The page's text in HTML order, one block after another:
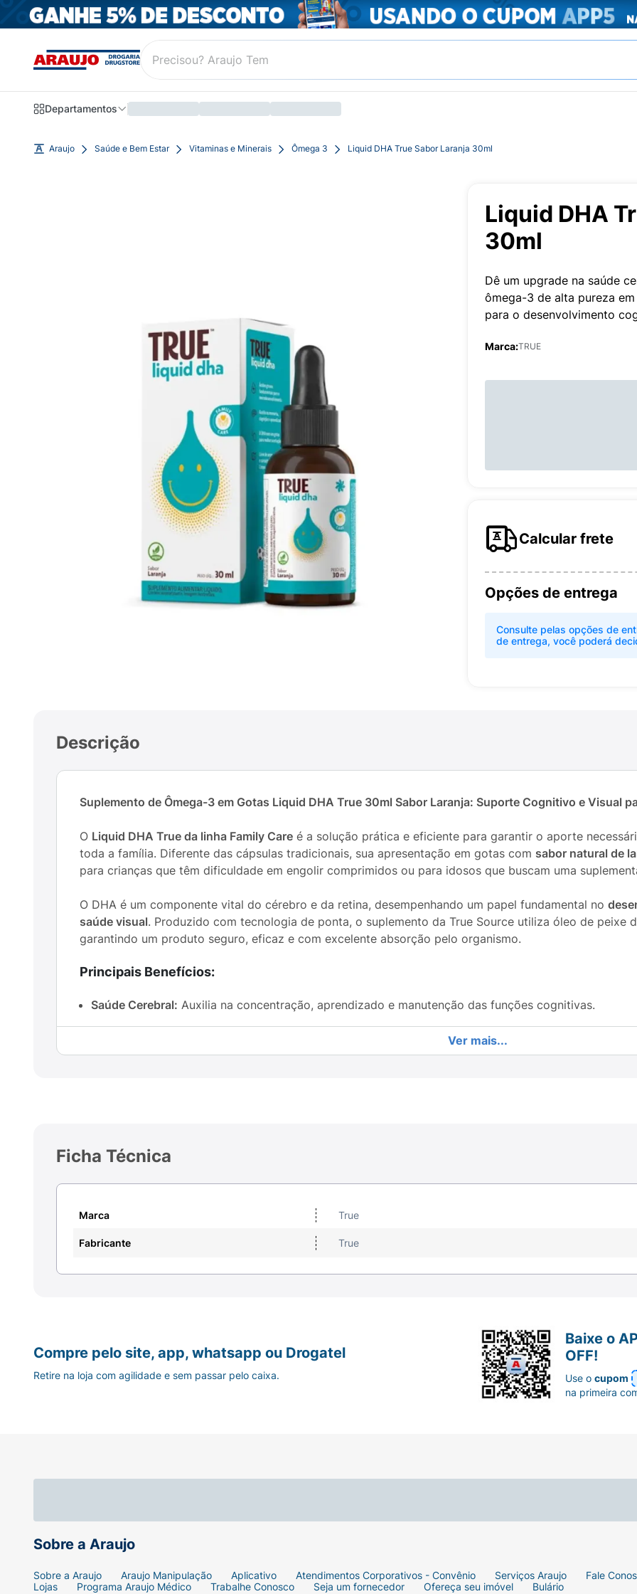
Departamentos
Araujo Saúde e Bem Estar Vitaminas e Minerais Ômega 3 Liquid DHA True Sabor Laranja 30ml
Liquid DHA
30ml
Dê um upgrade na saúde
ômega-3 de alta pureza
para o desenvolvimento
Marca:TRUE
Calcular frete
Opções de entrega
Consulte pelas opções de
de entrega, você poderá
Descrição
Suplemento de Ômega-3 em Gotas Liquid DHA True 30ml Sabor Laranja: Suporte Cognitivo e Visual
O Liquid DHA True da linha Family Care é a solução prática e eficiente para garantir o aporte
toda a família. Diferente das cápsulas tradicionais, sua apresentação em gotas com sabor natural de
para crianças que têm dificuldade em engolir comprimidos ou para idosos que buscam uma
O DHA é um componente vital do cérebro e da retina, desempenhando um papel fundamental no
saúde visual. Produzido com tecnologia de ponta, o suplemento da True Source utiliza óleo de peixe
garantindo um produto seguro, eficaz e com excelente absorção pelo organismo.
Principais Benefícios:
Saúde Cerebral: Auxilia na concentração, aprendizado e manutenção das funções cognitivas.
Essencial para a saúde da retina e integridade da visão.
Sugestão de Uso:
Ingerir a quantidade de gotas recomendada por médico ou nutricionista, preferencialmente antes das
diretamente na boca ou misturado a sucos e alimentos frios.
Linha: Family Care.
Alergênicos:Contém derivados de peixe. Não contém glúten.
Ver mais...
Ficha Técnica
Marca True
Fabricante True
Sobre a Araujo
Sobre a Araujo Araujo Manipulação Aplicativo Atendimentos Corporativos - Convênio Serviços Araujo
Fale
Lojas
Programa Araujo Médico Trabalhe Conosco Seja um fornecedor Ofereça seu imóvel Bulário
Compre pelo site, app, whatsapp ou Drogatel
Retire na loja com agilidade e sem passar pelo caixa.
Baixe o
OFF!
Use ocupom
na primeira